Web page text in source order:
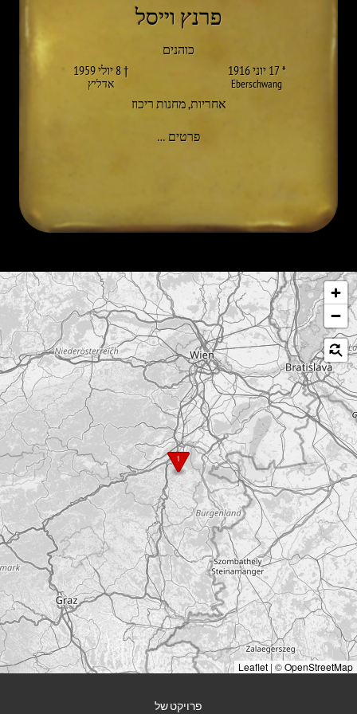
פרנץ וייסל
כוהנים
* 17 יוני 1916
Eberschwang
† 8 יולי 1959
אדליץ
אחריות,מחנות ריכוז
פרטים …
דלג על המפה
1
Leaflet | ©OpenStreetMap
פרויקט של